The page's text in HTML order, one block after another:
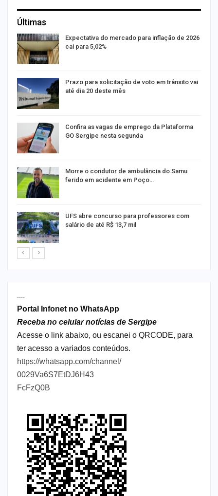
Últimas
Expectativa do mercado para inflação de 2026
cai para 5,02%
Prazo para solicitação de voto em trânsito vai
até dia 20 deste mês
Confira as vagas de emprego da Plataforma
GO Sergipe nesta segunda
Morre o condutor de ambulância do Samu
ferido em acidente em Poço…
UFS abre concurso para professores com
salário de até R$ 13,7 mil
----
Portal Infonet no WhatsApp
Receba no celular notícias de Sergipe
Acesse o link abaixo, ou escanei o QRCODE, para
ter acesso a variados conteúdos.
https://whatsapp.com/channel/
0029Va6S7EtDJ6H43
FcFzQ0B